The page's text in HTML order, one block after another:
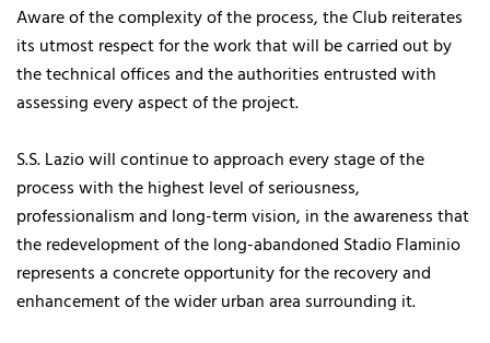
Aware of the complexity of the process, the Club reiterates
its utmost respect for the work that will be carried out by
the technical offices and the authorities entrusted with
assessing every aspect of the project.
S.S. Lazio will continue to approach every stage of the
process with the highest level of seriousness,
professionalism and long-term vision, in the awareness that
the redevelopment of the long-abandoned Stadio Flaminio
represents a concrete opportunity for the recovery and
enhancement of the wider urban area surrounding it.